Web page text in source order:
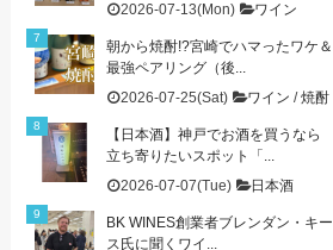
2026-07-13(Mon)
ワイン
朝から焼酎!?宮崎でハマったワケ＆
最強ペアリング（後...
2026-07-25(Sat)
ワイン /焼酎
【日本酒】神戸でお酒を買うなら
立ち寄りたいスポット「...
2026-07-07(Tue)
日本酒
BK WINES創業者ブレンダン・キー
ス氏に聞くワイ...